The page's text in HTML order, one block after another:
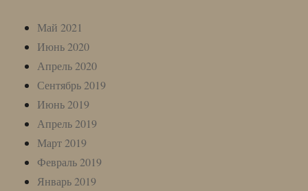
Май 2021
Июнь 2020
Апрель 2020
Сентябрь 2019
Июнь 2019
Апрель 2019
Март 2019
Февраль 2019
Январь 2019